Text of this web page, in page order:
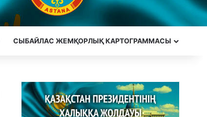
СЫБАЙЛАС ЖЕМҚОРЛЫҚ КАРТОГРАММАСЫ